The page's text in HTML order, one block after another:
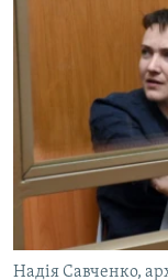
СПЕЦПРОЕКТИ
ВІДЕОУРОКИ
СВІДЧЕННЯ
УКРАЇНСЬКА
ІНФОГРАФІКА
ЯК ОБІЙТИ
Русский
Qırımtatar
ДОЛУЧАЙСЯ!
Надія Савченко,